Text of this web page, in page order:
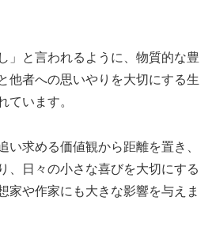
」と言われるように、物質的な豊
他者への思いやりを大切にする生
ています。
い求める価値観から距離を置き、
、日々の小さな喜びを大切にする
家や作家にも大きな影響を与えま